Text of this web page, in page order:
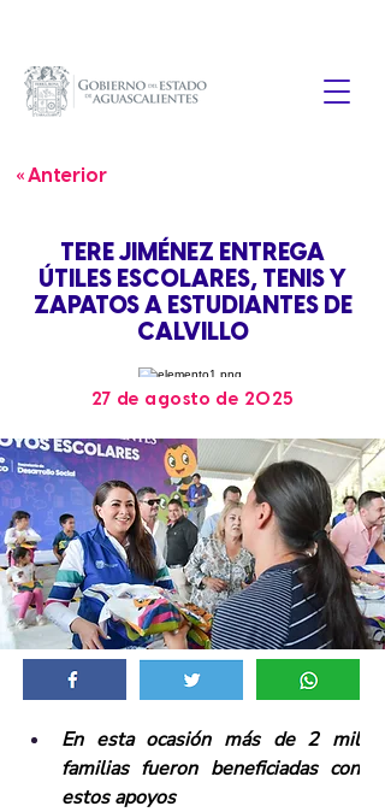
« Anterior
TERE JIMÉNEZ ENTREGA
ÚTILES ESCOLARES, TENIS Y
ZAPATOS A ESTUDIANTES DE
CALVILLO
27 de agosto de 2025
En esta ocasión más de 2 mil
familias fueron beneficiadas con
estos apoyos